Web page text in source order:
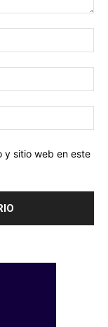
y sitio web en este